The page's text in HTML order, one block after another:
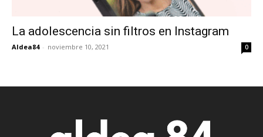
La adolescencia sin filtros en Instagram
Aldea84 - noviembre 10, 2021 0